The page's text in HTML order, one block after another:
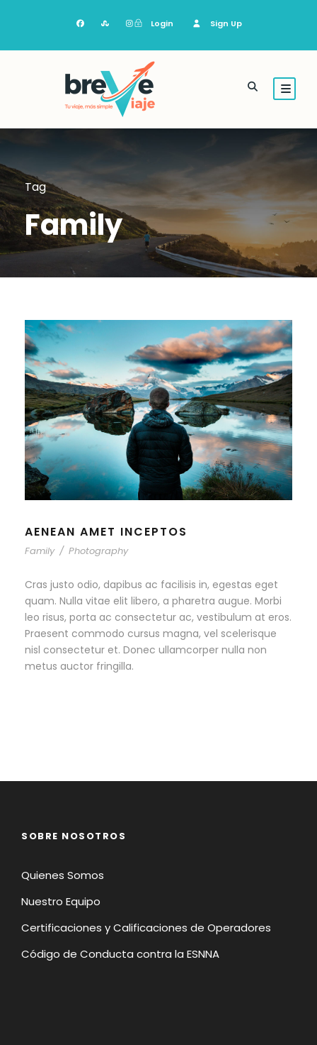
Login Sign Up
Tag
Family
AENEAN AMET INCEPTOS
Family / Photography
Cras justo odio, dapibus ac facilisis in, egestas eget
quam. Nulla vitae elit libero, a pharetra augue. Morbi
leo risus, porta ac consectetur ac, vestibulum at eros.
Praesent commodo cursus magna, vel scelerisque
nisl consectetur et. Donec ullamcorper nulla non
metus auctor fringilla.
SOBRE NOSOTROS
Quienes Somos
Nuestro Equipo
Certificaciones y Calificaciones de Operadores
Código de Conducta contra la ESNNA